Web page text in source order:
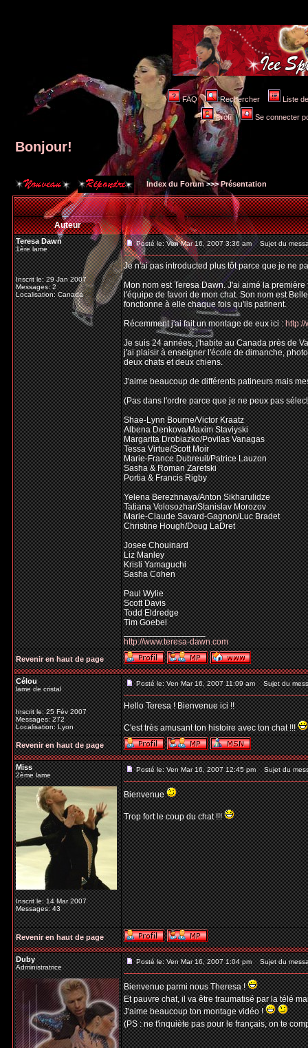
FAQ Rechercher Liste
Profil Se connecter
Bonjour!
Index du Forum>>>Présentation
Auteur
Teresa Dawn
1ère lame
Inscrit le: 29 Jan 2007
Messages: 2
Localisation: Canada
Posté le: Ven Mar 16, 2007 3:36 am Sujet du
Je n'ai pas introducted plus tôt parce que je ne
Mon nom est Teresa Dawn. J'ai aimé la
l'équipe de favori de mon chat. Son nom est
fonctionne à elle chaque fois qu'ils patinent.
Récemment j'ai fait un montage de eux ici :http://
Je suis 24 années, j'habite au Canada près de
j'ai plaisir à enseigner l'école de dimanche,
deux chats et deux chiens.
J'aime beaucoup de différents patineurs mais
(Pas dans l'ordre parce que je ne peux pas
Shae-Lynn Bourne/Victor Kraatz
Albena Denkova/Maxim Staviyski
Margarita Drobiazko/Povilas Vanagas
Tessa Virtue/Scott Moir
Marie-France Dubreuil/Patrice Lauzon
Sasha & Roman Zaretski
Portia & Francis Rigby
Yelena Berezhnaya/Anton Sikharulidze
Tatiana Volosozhar/Stanislav Morozov
Marie-Claude Savard-Gagnon/Luc Bradet
Christine Hough/Doug LaDret
Josee Chouinard
Liz Manley
Kristi Yamaguchi
Sasha Cohen
Paul Wylie
Scott Davis
Todd Eldredge
Tim Goebel
_________________
http://www.teresa-dawn.com
Revenir en haut de page
Célou
lame de cristal
Inscrit le: 25 Fév 2007
Messages: 272
Localisation: Lyon
Posté le: Ven Mar 16, 2007 11:09 am Sujet du
Hello Teresa ! Bienvenue ici !!
C'est très amusant ton histoire avec ton chat !!!
Revenir en haut de page
Miss
2ème lame
Inscrit le: 14 Mar 2007
Messages: 43
Posté le: Ven Mar 16, 2007 12:45 pm Sujet du
Bienvenue
Trop fort le coup du chat !!!
Revenir en haut de page
Duby
Administratrice
Posté le: Ven Mar 16, 2007 1:04 pm Sujet du
Bienvenue parmi nous Theresa !
Et pauvre chat, il va être traumatisé par la télé
J'aime beaucoup ton montage vidéo !
(PS : ne t'inquiète pas pour le français, on te